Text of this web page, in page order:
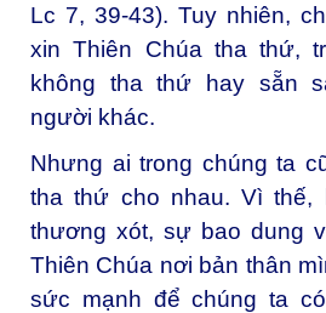
Lc 7, 39-43). Tuy nhiên,
xin Thiên Chúa tha thứ,
không tha thứ hay sẵn
người khác.
Nhưng ai trong chúng ta
tha thứ cho nhau. Vì thế,
thương xót, sự bao dung
Thiên Chúa nơi bản thân
sức mạnh để chúng ta